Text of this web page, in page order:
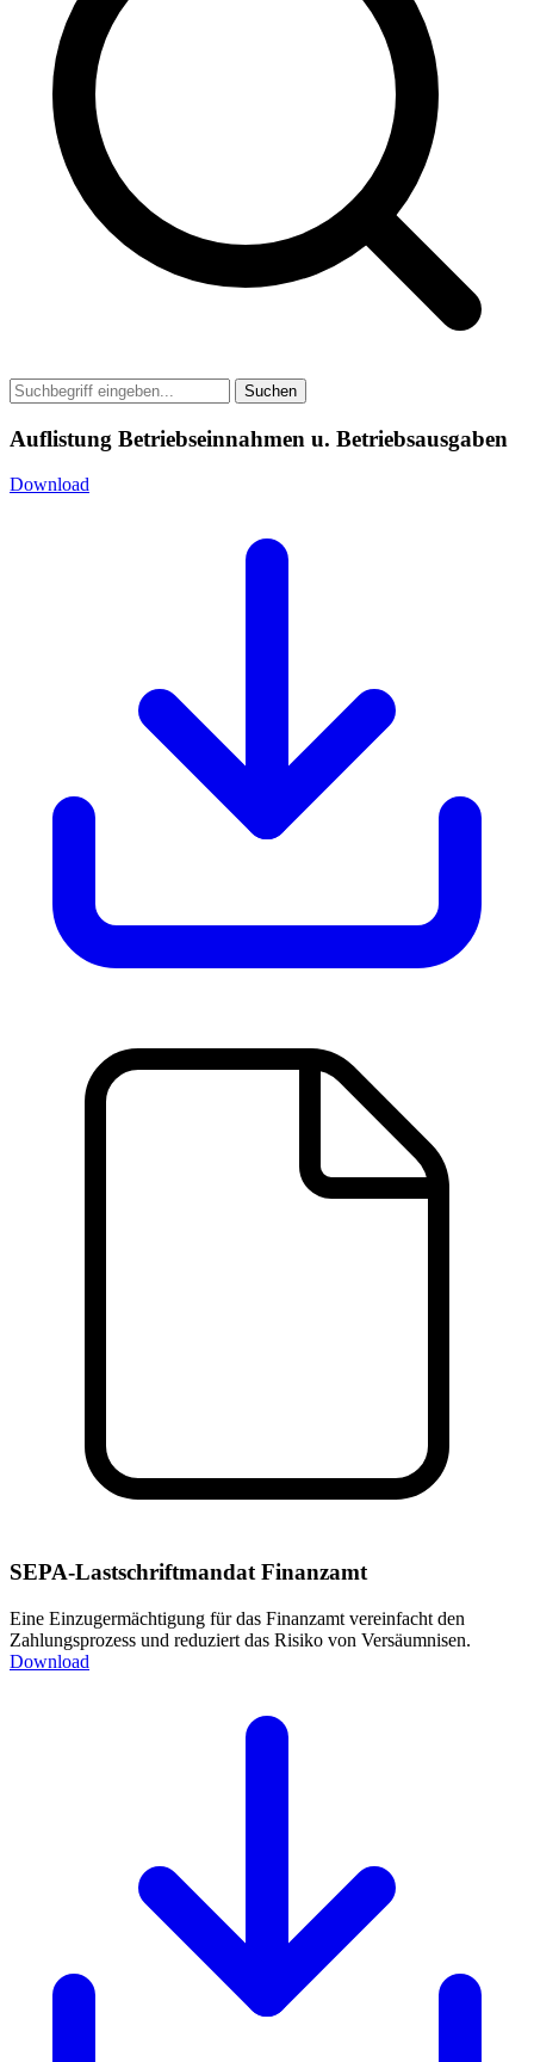
Suchen
Auflistung Betriebseinnahmen u. Betriebsausgaben
Download
SEPA-Lastschriftmandat Finanzamt
Eine Einzugermächtigung für das Finanzamt vereinfacht den
Zahlungsprozess und reduziert das Risiko von Versäumnisen.
Download